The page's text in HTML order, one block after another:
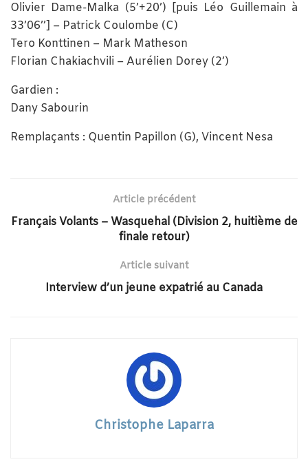
Olivier Dame-Malka (5’+20’) [puis Léo Guillemain à
33’06’’] – Patrick Coulombe (C)
Tero Konttinen – Mark Matheson
Florian Chakiachvili – Aurélien Dorey (2’)
Gardien :
Dany Sabourin
Remplaçants : Quentin Papillon (G), Vincent Nesa
Article précédent
Français Volants – Wasquehal (Division 2, huitième de
finale retour)
Article suivant
Interview d’un jeune expatrié au Canada
Christophe Laparra